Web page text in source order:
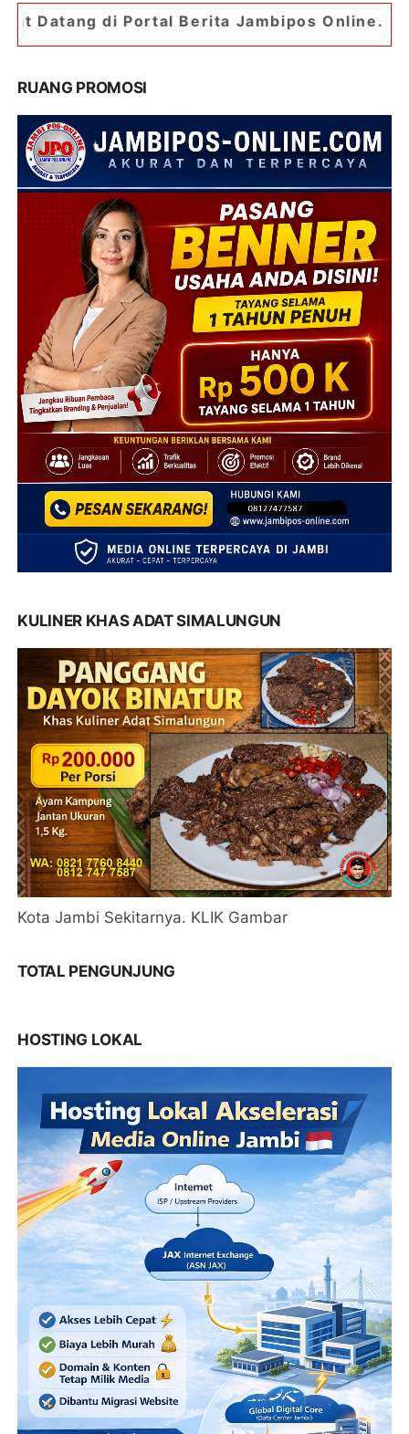
Berita Jambipos Online. Portal Berita
RUANG PROMOSI
KULINER KHAS ADAT SIMALUNGUN
Kota Jambi Sekitarnya. KLIK Gambar
TOTAL PENGUNJUNG
HOSTING LOKAL